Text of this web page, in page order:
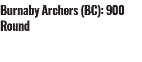
Burnaby Archers (BC): 900
Round